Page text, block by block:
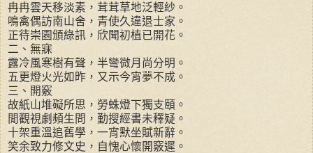
冉冉雲天移淡素，茸茸草地泛輕紗。
鳴禽偶訪南山舍，青使久違退士家。
正待崇園頒綠訊，欣聞初植已開花。
二、無寐
露冷風寒樹有聲，半彎微月尚分明。
五更燈火光如昨，又示今宵夢不成。
三、開竅
故紙山堆礙所思，勞蛛燈下獨支頤。
閒觀視劇頻生問，勤搜經書未釋疑。
十架重溫追舊學，一宵默坐賦新辭。
笑余致力修文史，自愧心懷開竅遲。